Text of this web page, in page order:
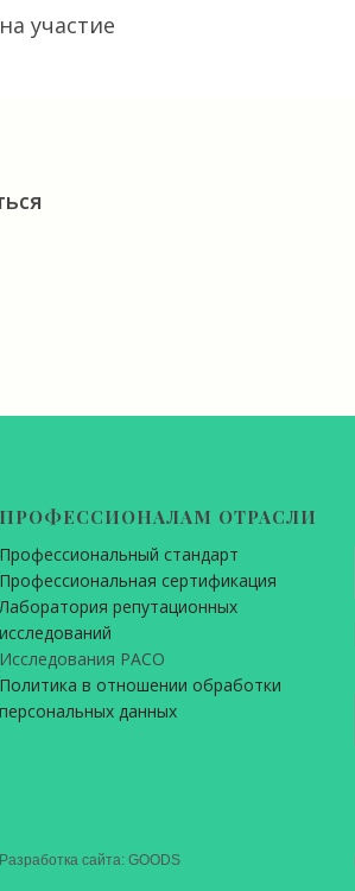
участие
ПРОФЕССИОНАЛАМ ОТРАСЛИ
Профессиональный стандарт
Профессиональная сертификация
Лаборатория репутационных
исследований
Исследования РАСО
Политика в отношении обработки
персональных данных
Разработка сайта: GOODS